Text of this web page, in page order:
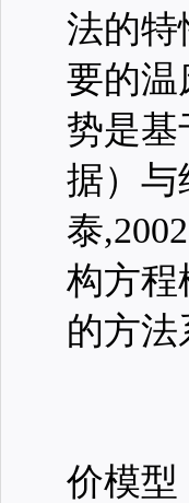
法的特
要的温
势是基
据）与
泰
构方程
的方法
价模型